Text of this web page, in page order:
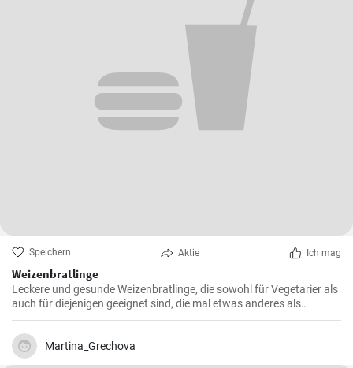
Speichern Aktie Ich mag
Weizenbratlinge
Leckere und gesunde Weizenbratlinge, die sowohl für Vegetarier als
auch für diejenigen geeignet sind, die mal etwas anderes als
normale Fleischbratlinge genießen möchten.
Martina_Grechova